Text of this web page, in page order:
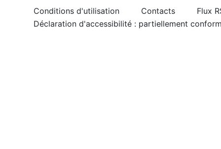
Conditions d'utilisation Contacts
Flux
Déclaration d'accessibilité : partiellement